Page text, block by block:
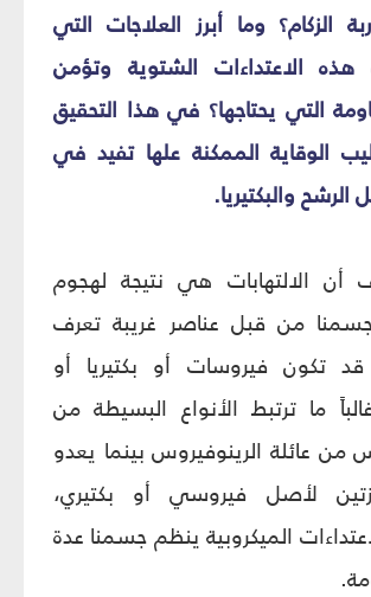
الزكام؟ وما أبرز العلاجات التي
هذه الاعتداءات الشتوية وتؤمن
التي يحتاجها؟ في هذا التحقيق
الوقاية الممكنة علها تفيد في
والبكتيريا.
أن الالتهابات هي نتيجة لهجوم
من قبل عناصر غريبة تعرف
قد تكون فيروسات أو بكتيريا أو
ما ترتبط الأنواع البسيطة من
من عائلة الرينوفيروس بينما يعدو
لأصل فيروسي أو بكتيري،
الميكروبية ينظم جسمنا عدة